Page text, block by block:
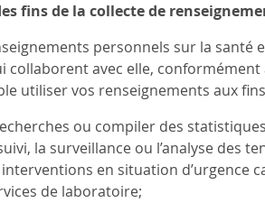
fins de la collecte de
personnels sur la
collaborent avec elle,
utiliser vos renseignements aux
ou compiler des
la surveillance ou l’analyse des
en situation d’urgence
de laboratoire;